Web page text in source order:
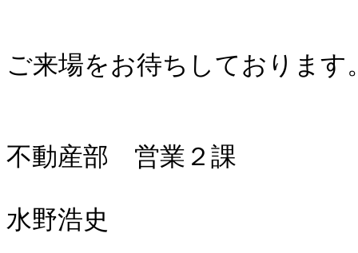
ご来場をお待ちしております
不動産部 営業２課
水野浩史